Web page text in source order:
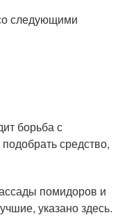
следующими
борьба с
средство,
помидоров и
указано здесь.